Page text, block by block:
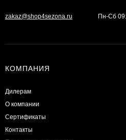
zakaz@shop4sezona.ru Пн-Сб
КОМПАНИЯ
Дилерам
О компании
Сертификаты
Контакты